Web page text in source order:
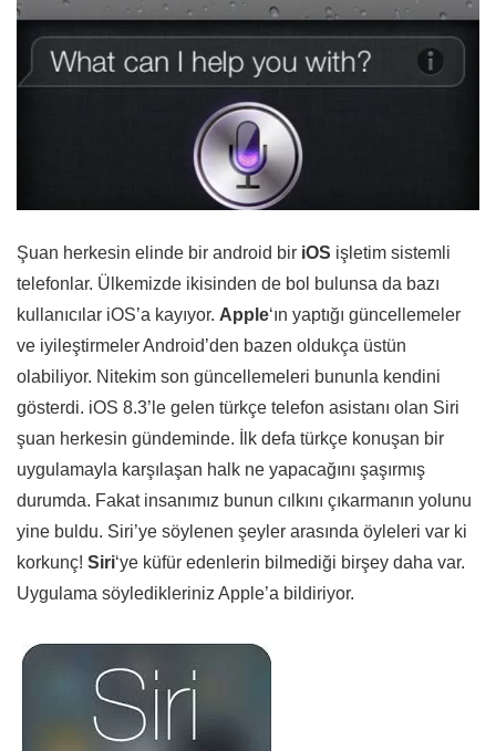
Şuan herkesin elinde bir android bir iOS işletim sistemli
telefonlar. Ülkemizde ikisinden de bol bulunsa da bazı
kullanıcılar iOS’a kayıyor. Apple‘ın yaptığı güncellemeler
ve iyileştirmeler Android’den bazen oldukça üstün
olabiliyor. Nitekim son güncellemeleri bununla kendini
gösterdi. iOS 8.3’le gelen türkçe telefon asistanı olan Siri
şuan herkesin gündeminde. İlk defa türkçe konuşan bir
uygulamayla karşılaşan halk ne yapacağını şaşırmış
durumda. Fakat insanımız bunun cılkını çıkarmanın yolunu
yine buldu. Siri’ye söylenen şeyler arasında öyleleri var ki
korkunç! Siri‘ye küfür edenlerin bilmediği birşey daha var.
Uygulama söyledikleriniz Apple’a bildiriyor.